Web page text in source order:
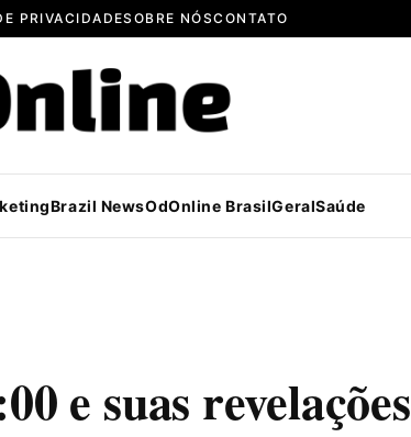
PRIVACIDADESOBRE NÓSCONTATO
Brazil NewsOdOnline BrasilGeralSaúde
e suas revelações